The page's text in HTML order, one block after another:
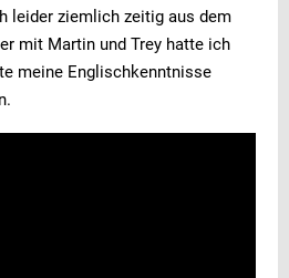
leider ziemlich zeitig aus dem
mit Martin und Trey hatte ich
meine Englischkenntnisse